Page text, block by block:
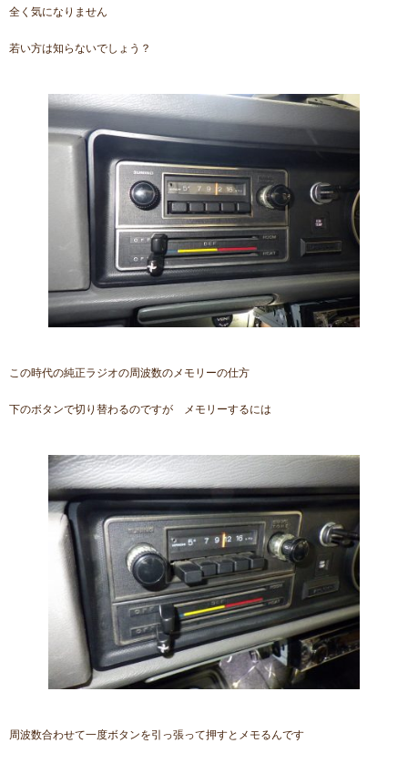
全く気になりません
若い方は知らないでしょう？
この時代の純正ラジオの周波数のメモリーの仕方
下のボタンで切り替わるのですが メモリーするには
周波数合わせて一度ボタンを引っ張って押すとメモるんです